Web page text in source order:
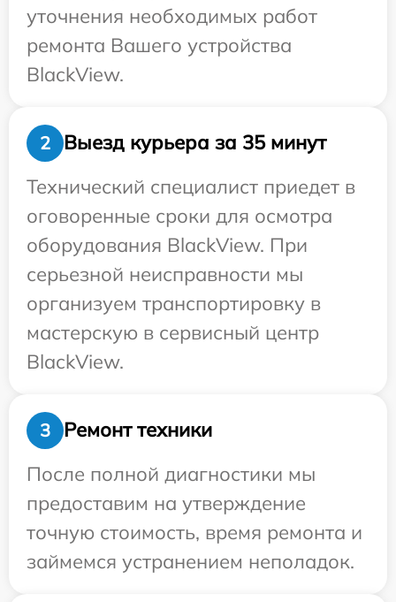
уточнения необходимых работ
ремонта Вашего устройства
BlackView.
2
Выезд курьера за 35 минут
Технический специалист приедет в
оговоренные сроки для осмотра
оборудования BlackView. При
серьезной неисправности мы
организуем транспортировку в
мастерскую в сервисный центр
BlackView.
3
Ремонт техники
После полной диагностики мы
предоставим на утверждение
точную стоимость, время ремонта и
займемся устранением неполадок.